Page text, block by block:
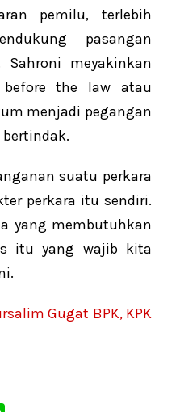
pemilu, terlebih
pasangan
Sahroni meyakinkan
the law atau
menjadi pegangan
suatu perkara
perkara itu sendiri.
yang membutuhkan
itu yang wajib kita
Gugat BPK, KPK